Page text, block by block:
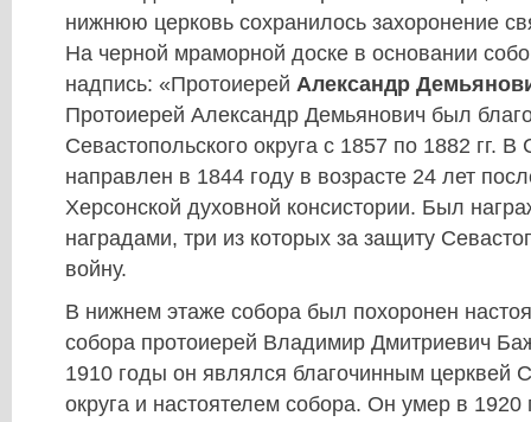
нижнюю церковь сохранилось захоронение
На черной мраморной доске в основании
надпись: «Протоиерей Александр
Протоиерей Александр Демьянович был
Севастопольского округа с 1857 по 1882 гг.
направлен в 1844 году в возрасте 24 лет
Херсонской духовной консистории. Был
наградами, три из которых за защиту
войну.
В нижнем этаже собора был похоронен
собора протоиерей Владимир Дмитриевич
1910 годы он являлся благочинным церквей
округа и настоятелем собора. Он умер в 1920